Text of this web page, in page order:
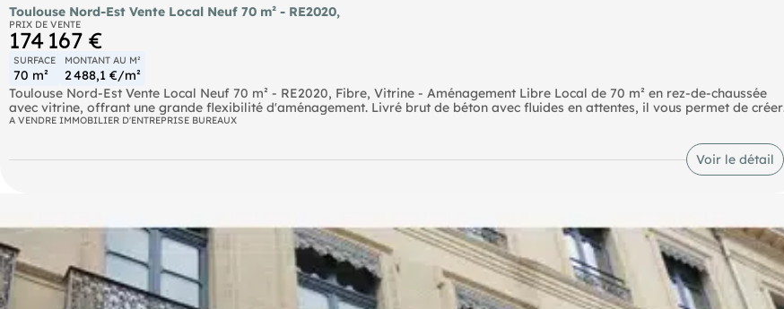
Toulouse Nord-Est Vente Local Neuf 70 m² - RE2020,
PRIX DE VENTE
174 167 €
SURFACE
70 m²
MONTANT AU M²
2 488,1 €/m²
Toulouse Nord-Est Vente Local Neuf 70 m² - RE2020, Fibre, Vitrine - Aménagement Libre Local de 70 m² en rez-de-chaussée
avec vitrine, offrant une grande flexibilité d'aménagement. Livré brut de béton avec fluides en attentes, il vous permet de créer
l'espace professionnel idéal. Ce bien est conforme à la norme RE2020 et prêt pour la fibre optique, assurant modernité et
Possibilité d'acquérir jusqu'à deux parkings (15 000  l'unité). Une solution clé en main pour votre projet ! contactez nous pour
visitez ce bien. - Philipps sur / (réf. 31256121661) Suite à une réorganisation interne, votre interlocuteur dédié évolue : je suis
désormais votre contact privilégié pour le suivi de votre bien et reste à votre entière disposition pour vous accompagner. Bien
A VENDRE IMMOBILIER D'ENTREPRISE BUREAUX
Voir le détail